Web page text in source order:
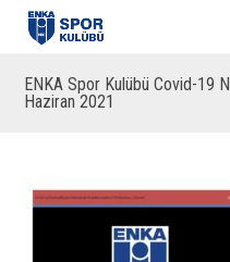
ENKA Spor Kulübü Covid-19
Haziran 2021